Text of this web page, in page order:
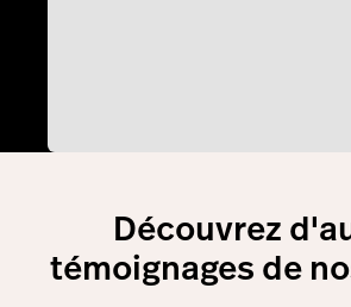
Découvrez
témoignages de